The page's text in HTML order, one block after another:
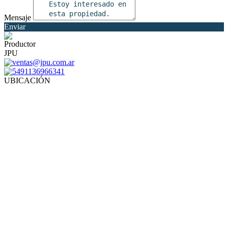
Mensaje
Enviar
Productor
JPU
ventas@jpu.com.ar
5491136966341
UBICACIÓN